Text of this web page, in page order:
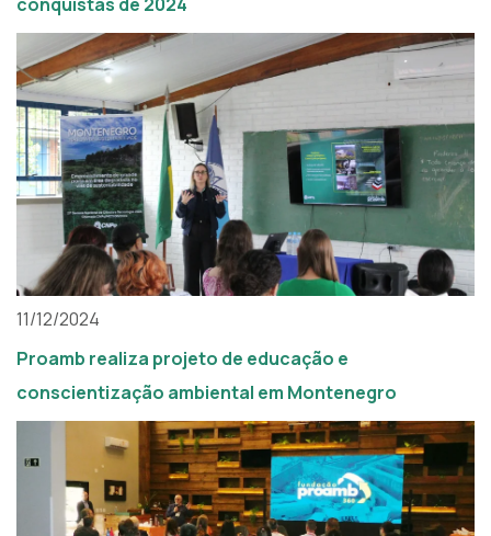
conquistas de 2024
11/12/2024
Proamb realiza projeto de educação e
conscientização ambiental em Montenegro